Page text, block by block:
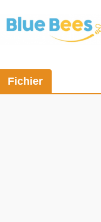
Fichier